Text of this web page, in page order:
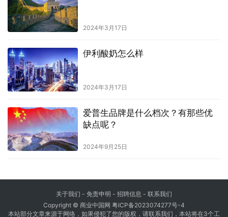
2024年3月17日
伊利酸奶怎么样
2024年3月17日
爱普生品牌是什么档次？有那些优
缺点呢？
2024年9月25日
关于我们 - 免责申明 - 招聘信息 - 联系我们
Copyright © 商业中国网 粤ICP备2023074277号-4
本站部分文章来源于网络，如果侵犯了您的版权，请联系我们，本站将在3个工